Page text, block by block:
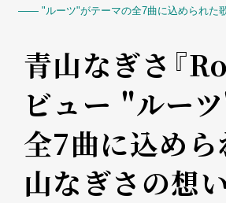
―― "ルーツ"がテーマの全7曲に込められた
青山なぎさ『
ビュー―― "ルー
全7曲に込めら
山なぎさの想